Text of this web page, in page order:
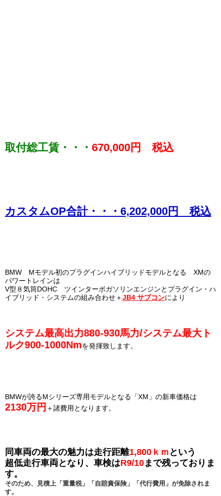
取付総工賃・・・ 670,000円 税込
カスタムOP合計・・・ 6,202,000円 税込
BMW Mモデル初のプラグインハイブリッドモデルとなる XMの
パワートレインは
V型８気筒DOHC ツインターボガソリンエンジンとプラグイン・ハ
イブリッド・システムの組み合わせ＋JB4 サブコンにより
システム最高出力880-930馬力/システム最大ト
ルク900-1000Nmを発揮致します。
BMWが誇るMシリーズ専用モデルとなる「XM」の新車価格は
2130万円 ＋諸費用となります。
同車両の最大の魅力は走行距離1,800ｋｍ という
超低走行車両となり、 車検はR9/10まで残っておりま
す。
そのため、見積上 「重量税」「自賠責保険」「代行費用」が免除されま
す。